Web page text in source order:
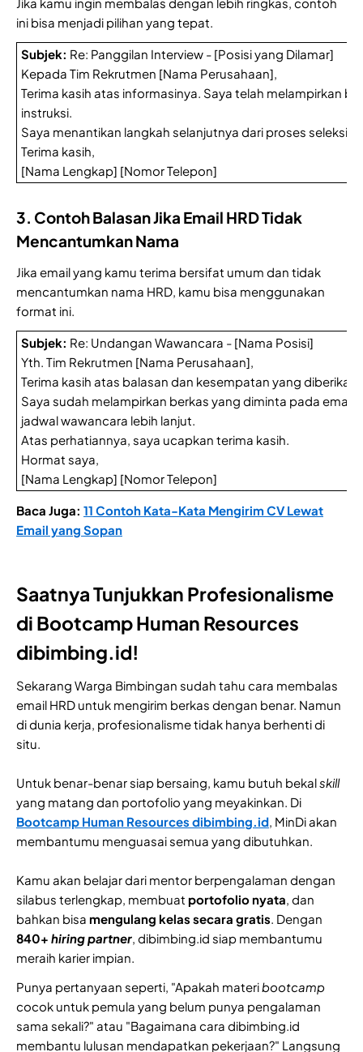
ini bisa menjadi pilihan yang tepat.
Subjek: Re: Panggilan Interview - [Posisi yang Dilamar]
Kepada Tim Rekrutmen [Nama Perusahaan],
Terima kasih atas informasinya. Saya telah melampirkan
instruksi.
Saya menantikan langkah selanjutnya dari proses seleksi
Terima kasih,
[Nama Lengkap] [Nomor Telepon]
3. Contoh Balasan Jika Email HRD Tidak
Mencantumkan Nama
Jika email yang kamu terima bersifat umum dan tidak
mencantumkan nama HRD, kamu bisa menggunakan
format ini.
Subjek: Re: Undangan Wawancara - [Nama Posisi]
Yth. Tim Rekrutmen [Nama Perusahaan],
Terima kasih atas balasan dan kesempatan yang diberikan.
Saya sudah melampirkan berkas yang diminta pada email
jadwal wawancara lebih lanjut.
Atas perhatiannya, saya ucapkan terima kasih.
Hormat saya,
[Nama Lengkap] [Nomor Telepon]
Baca Juga: 11 Contoh Kata-Kata Mengirim CV Lewat
Email yang Sopan
Saatnya Tunjukkan Profesionalisme
di Bootcamp Human Resources
dibimbing.id!
Sekarang Warga Bimbingan sudah tahu cara membalas
email HRD untuk mengirim berkas dengan benar. Namun
di dunia kerja, profesionalisme tidak hanya berhenti di
situ.
Untuk benar-benar siap bersaing, kamu butuh bekalskill
yang matang dan portofolio yang meyakinkan. Di
Bootcamp Human Resources dibimbing.id, MinDi akan
membantumu menguasai semua yang dibutuhkan.
Kamu akan belajar dari mentor berpengalaman dengan
silabus terlengkap, membuat portofolio nyata, dan
bahkan bisa mengulang kelas secara gratis. Dengan
840+ hiring partner, dibimbing.id siap membantumu
meraih karier impian.
Punya pertanyaan seperti, "Apakah materibootcamp
cocok untuk pemula yang belum punya pengalaman
sama sekali?" atau "Bagaimana cara dibimbing.id
membantu lulusan mendapatkan pekerjaan?" Langsung